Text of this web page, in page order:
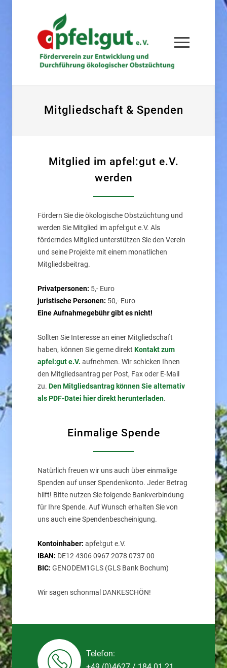
Mitgliedschaft & Spenden
Mitglied im apfel:gut e.V.
werden
Fördern Sie die ökologische Obstzüchtung und
werden Sie Mitglied im apfel:gut e.V. Als
förderndes Mitglied unterstützen Sie den Verein
und seine Projekte mit einem monatlichen
Mitgliedsbeitrag.
Privatpersonen: 5,- Euro
juristische Personen: 50,- Euro
Eine Aufnahmegebühr gibt es nicht!
Sollten Sie Interesse an einer Mitgliedschaft
haben, können Sie gerne direkt Kontakt zum
apfel:gut e.V. aufnehmen. Wir schicken Ihnen
den Mitgliedsantrag per Post, Fax oder E-Mail
zu. Den Mitgliedsantrag können Sie alternativ
als PDF-Datei hier direkt herunterladen.
Einmalige Spende
Natürlich freuen wir uns auch über einmalige
Spenden auf unser Spendenkonto. Jeder Betrag
hilft! Bitte nutzen Sie folgende Bankverbindung
für Ihre Spende. Auf Wunsch erhalten Sie von
uns auch eine Spendenbescheinigung.
Kontoinhaber: apfel:gut e.V.
IBAN: DE12 4306 0967 2078 0737 00
BIC: GENODEM1GLS (GLS Bank Bochum)
Wir sagen schonmal DANKESCHÖN!
Telefon: